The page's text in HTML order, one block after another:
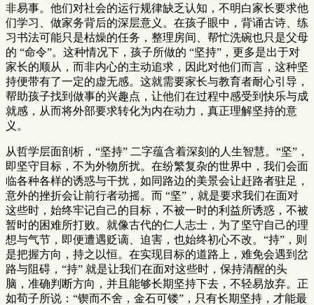
非易事。他们对社会的运行规律缺乏认知，不明白家长要求他
们学习、做家务背后的深层意义。在孩子眼中，背诵古诗、练
习书法可能只是枯燥的任务，整理房间、帮忙洗碗也只是父母
的 “命令”。这种情况下，孩子所做的 “坚持”，更多是出于对
家长的顺从，而非内心的主动追求，因此对他们而言，这种坚
持便带有了一定的虚无感。这就需要家长与教育者耐心引导，
帮助孩子找到做事的兴趣点，让他们在过程中感受到快乐与成
就感，从而将外部要求转化为内在动力，真正理解坚持的意
义。
从哲学层面剖析，“坚持” 二字蕴含着深刻的人生智慧。“坚”，
即坚守目标，不为外物所扰。在纷繁复杂的世界中，我们会面
临各种各样的诱惑与干扰，如同路边的美景会让赶路者驻足，
意外的挫折会让前行者动摇。而 “坚”，就是要求我们在面对
这些时，始终牢记自己的目标，不被一时的利益所诱惑，不被
暂时的困难所打败。就像古代的仁人志士，为了坚守自己的理
想与气节，即便遭遇贬谪、迫害，也始终初心不改。“持”，则
是把握方向，持之以恒。在实现目标的道路上，难免会遇到岔
路与阻碍，“持” 就是让我们在面对这些时，保持清醒的头
脑，准确判断方向，并且能够长期坚持下去，不轻易放弃。正
如荀子所说：“锲而不舍，金石可镂”，只有长期坚持，才能最